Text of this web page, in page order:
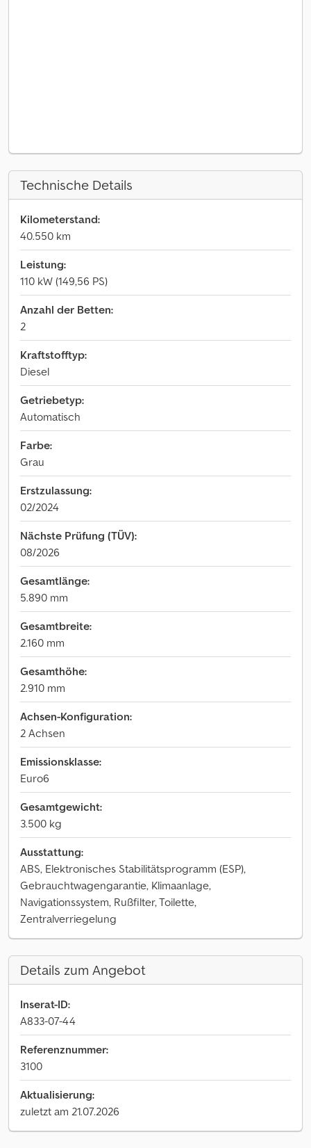
Technische Details
Kilometerstand:
40.550 km
Leistung:
110 kW (149,56 PS)
Anzahl der Betten:
2
Kraftstofftyp:
Diesel
Getriebetyp:
Automatisch
Farbe:
Grau
Erstzulassung:
02/2024
Nächste Prüfung (TÜV):
08/2026
Gesamtlänge:
5.890 mm
Gesamtbreite:
2.160 mm
Gesamthöhe:
2.910 mm
Achsen-Konfiguration:
2 Achsen
Emissionsklasse:
Euro6
Gesamtgewicht:
3.500 kg
Ausstattung:
ABS, Elektronisches Stabilitätsprogramm (ESP),
Gebrauchtwagengarantie, Klimaanlage,
Navigationssystem, Rußfilter, Toilette,
Zentralverriegelung
Details zum Angebot
Inserat-ID:
A833-07-44
Referenznummer:
3100
Aktualisierung:
zuletzt am 21.07.2026